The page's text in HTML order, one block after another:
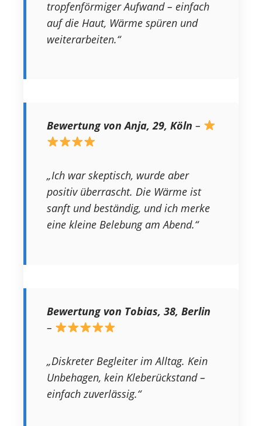
tropfenförmiger Aufwand – einfach
auf die Haut, Wärme spüren und
weiterarbeiten.“
Bewertung von Anja, 29, Köln –
„Ich war skeptisch, wurde aber
positiv überrascht. Die Wärme ist
sanft und beständig, und ich merke
eine kleine Belebung am Abend.“
Bewertung von Tobias, 38, Berlin
–
„Diskreter Begleiter im Alltag. Kein
Unbehagen, kein Kleberückstand –
einfach zuverlässig.“